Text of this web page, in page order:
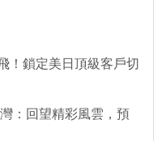
！鎖定美日頂級客戶切
：回望精彩風雲，預